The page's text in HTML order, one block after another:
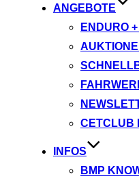
ANGEBOTE
ENDURO
CETCLUB
INFOS
BMP